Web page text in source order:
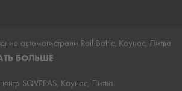
автомагистрали Rail Baltic, Каунас, Литва
БОЛЬШЕ
центр SQVERAS, Каунас, Литва